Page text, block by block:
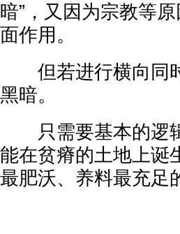
暗”，又因为宗教等
面作用。
但若进行横向同时
黑暗。
只需要基本的逻辑
能在贫瘠的土地上诞
最肥沃、养料最充足